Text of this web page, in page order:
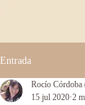
Entrada
Rocío Córdoba
15 jul 2020 2